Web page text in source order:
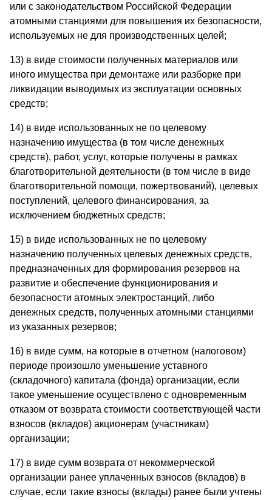
или с законодательством Российской Федерации
атомными станциями для повышения их безопасности,
используемых не для производственных целей;
13) в виде стоимости полученных материалов или
иного имущества при демонтаже или разборке при
ликвидации выводимых из эксплуатации основных
средств;
14) в виде использованных не по целевому
назначению имущества (в том числе денежных
средств), работ, услуг, которые получены в рамках
благотворительной деятельности (в том числе в виде
благотворительной помощи, пожертвований), целевых
поступлений, целевого финансирования, за
исключением бюджетных средств;
15) в виде использованных не по целевому
назначению полученных целевых денежных средств,
предназначенных для формирования резервов на
развитие и обеспечение функционирования и
безопасности атомных электростанций, либо
денежных средств, полученных атомными станциями
из указанных резервов;
16) в виде сумм, на которые в отчетном (налоговом)
периоде произошло уменьшение уставного
(складочного) капитала (фонда) организации, если
такое уменьшение осуществлено с одновременным
отказом от возврата стоимости соответствующей части
взносов (вкладов) акционерам (участникам)
организации;
17) в виде сумм возврата от некоммерческой
организации ранее уплаченных взносов (вкладов) в
случае, если такие взносы (вклады) ранее были учтены